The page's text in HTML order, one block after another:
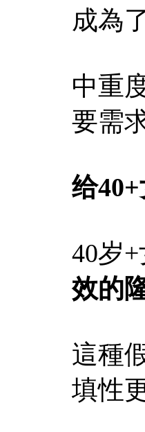
成為
中重
要需
给
40岁
效的
這種
填性